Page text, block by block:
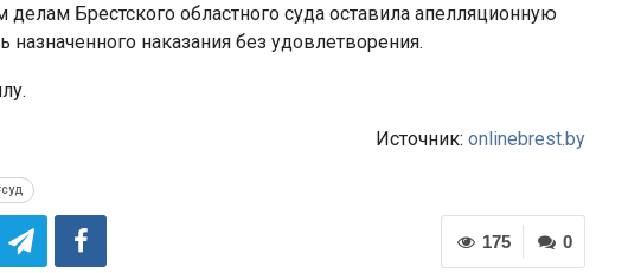
Брестского областного суда оставила апелляционную
назначенного наказания без удовлетворения.
Источник: onlinebrest.by
0
175